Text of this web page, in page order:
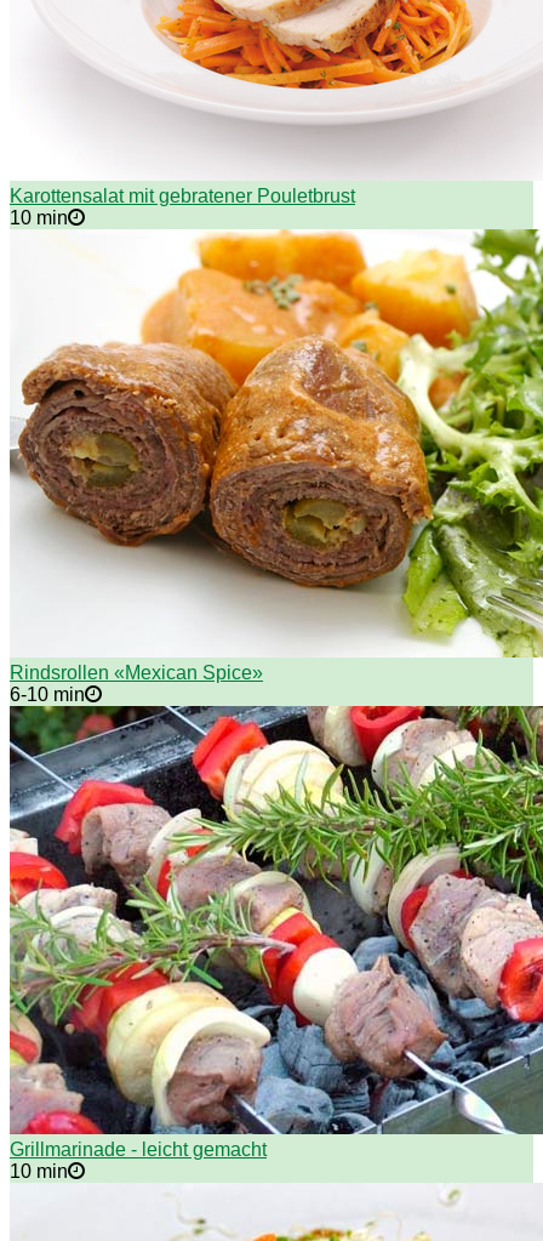
Karottensalat mit gebratener Pouletbrust
10 min
Rindsrollen «Mexican Spice»
6-10 min
Grillmarinade - leicht gemacht
10 min